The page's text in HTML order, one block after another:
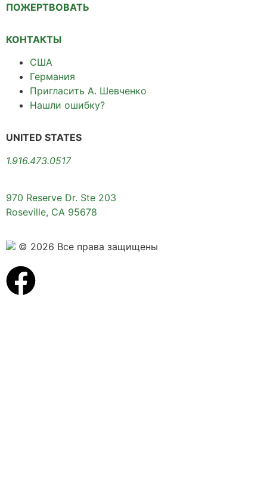
ПОЖЕРТВОВАТЬ
КОНТАКТЫ
США
Германия
Пригласить А. Шевченко
Нашли ошибку?
UNITED STATES
1.916.473.0517
970 Reserve Dr. Ste 203
Roseville, CA 95678
© 2026 Все права защищены